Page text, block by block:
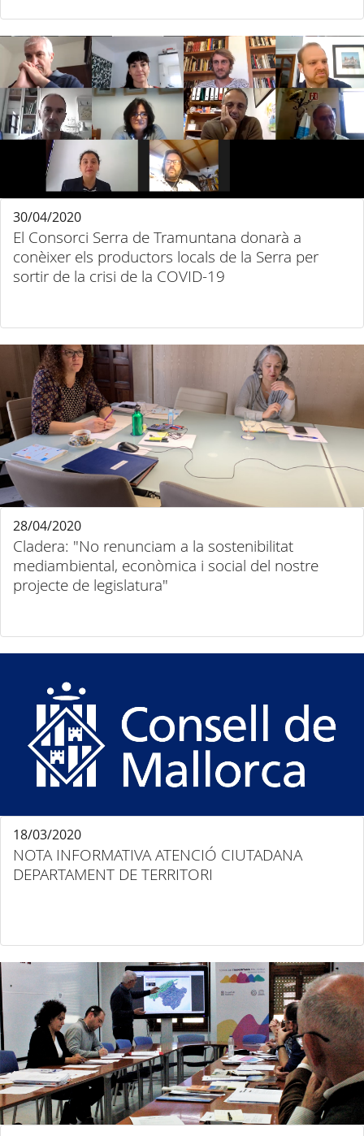
El Consorci Serra de Tramuntana donarà a
conèixer els productors locals de la Serra per
sortir de la crisi de la COVID-19
30/04/2020
Cladera: "No renunciam a la sostenibilitat
mediambiental, econòmica i social del nostre
projecte de legislatura"
28/04/2020
NOTA INFORMATIVA ATENCIÓ CIUTADANA
DEPARTAMENT DE TERRITORI
18/03/2020